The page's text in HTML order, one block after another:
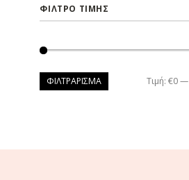
ΦΙΛΤΡΟ ΤΙΜΗΣ
ΦΙΛΤΡΆΡΙΣΜΑ Τιμή: €0—